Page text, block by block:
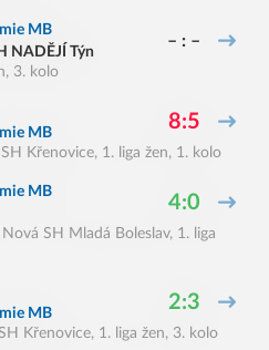
MB
NADĚJÍ Týn
– : –
3. kolo
MB
8:5
SH Křenovice, 1. liga žen, 1. kolo
MB
4:0
Nová SH Mladá Boleslav, 1. liga
MB
2:3
Křenovice, 1. liga žen, 3. kolo